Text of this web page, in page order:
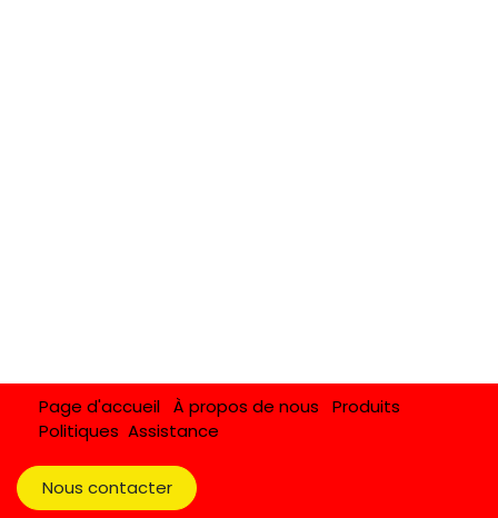
Page d'accueil À propos de nous
Produits
Politiques Assistance
Nous contacter​​​​​​